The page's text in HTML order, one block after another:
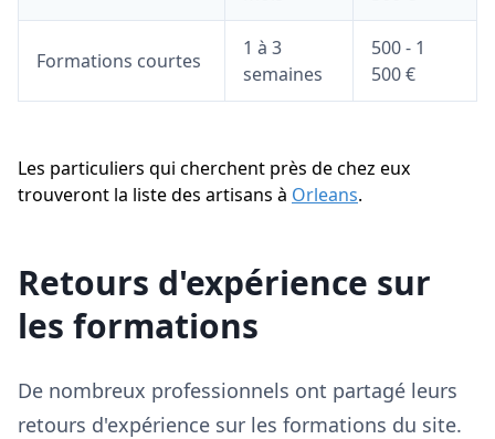
Formations courtes
1 à 3
semaines
500 - 1
500 €
Les particuliers qui cherchent près de chez eux
trouveront la liste des artisans à Orleans.
Retours d'expérience sur
les formations
De nombreux professionnels ont partagé leurs
retours d'expérience sur les formations du site.